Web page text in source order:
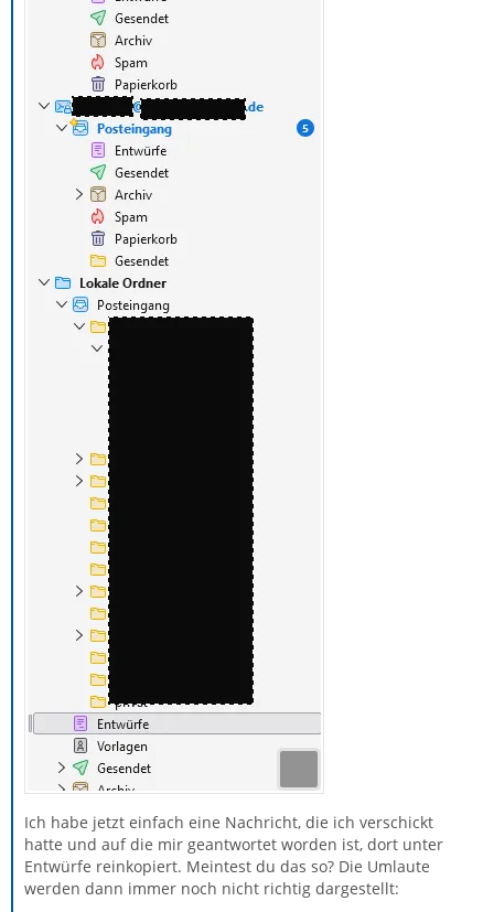
Ich habe jetzt einfach eine Nachricht, die ich verschickt
hatte und auf die mir geantwortet worden ist, dort unter
Entwürfe reinkopiert. Meintest du das so? Die Umlaute
werden dann immer noch nicht richtig dargestellt: